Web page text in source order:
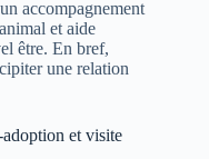
accompagnement
et aide
être. En bref,
une relation
et visite